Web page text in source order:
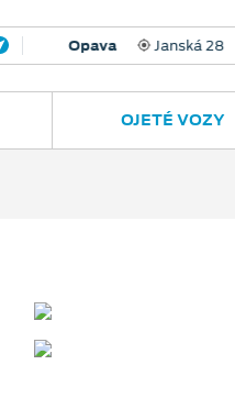
Opava Janská 28
OJETÉ VOZY